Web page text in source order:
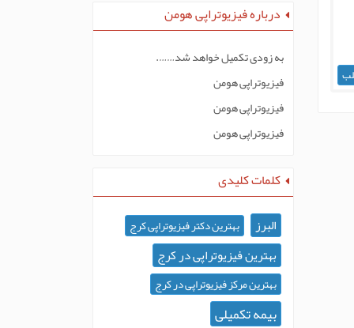
درباره فیزیوتراپی هومن
به زودی تکمیل خواهد شد…….
فیزیوتراپی هومن
فیزیوتراپی هومن
فیزیوتراپی هومن
کلمات کلیدی
البرز بهترین دکتر فیزیوتراپی کرج
بهترین فیزیوتراپی در کرج
بهترین مرکز فیزیوتراپی در کرج
بیمه تکمیلی